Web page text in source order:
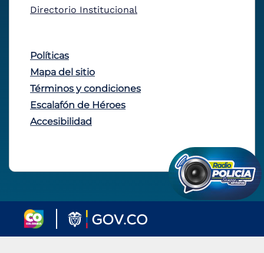
Directorio Institucional
Políticas
Mapa del sitio
Términos y condiciones
Escalafón de Héroes
Accesibilidad